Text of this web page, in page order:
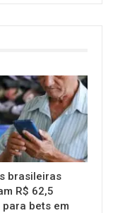
brasileiras
R$ 62,5
bets em